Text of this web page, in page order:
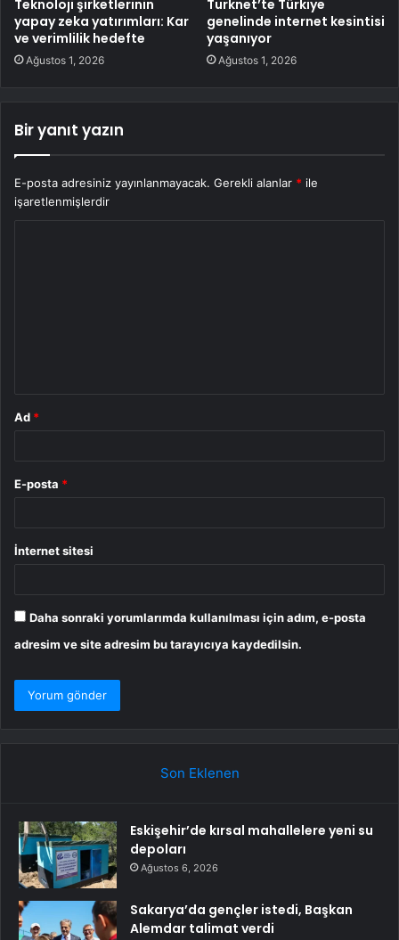
Teknoloji şirketlerinin
yapay zeka yatırımları: Kar
ve verimlilik hedefte
Ağustos 1, 2026
Turknet’te Türkiye
genelinde internet kesintisi
yaşanıyor
Ağustos 1, 2026
Bir yanıt yazın
E-posta adresiniz yayınlanmayacak. Gerekli alanlar * ile
işaretlenmişlerdir
Ad *
E-posta *
İnternet sitesi
Daha sonraki yorumlarımda kullanılması için adım, e-posta
adresim ve site adresim bu tarayıcıya kaydedilsin.
Son Eklenen
Eskişehir’de kırsal mahallelere yeni su
depoları
Ağustos 6, 2026
Sakarya’da gençler istedi, Başkan
Alemdar talimat verdi